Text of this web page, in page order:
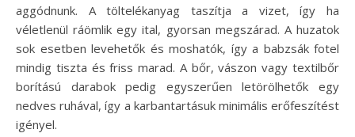
aggódnunk. A töltelékanyag taszítja a vizet, így ha
véletlenül ráömlik egy ital, gyorsan megszárad. A huzatok
sok esetben levehetők és moshatók, így a babzsák fotel
mindig tiszta és friss marad. A bőr, vászon vagy textilbőr
borítású darabok pedig egyszerűen letörölhetők egy
nedves ruhával, így a karbantartásuk minimális erőfeszítést
igényel.